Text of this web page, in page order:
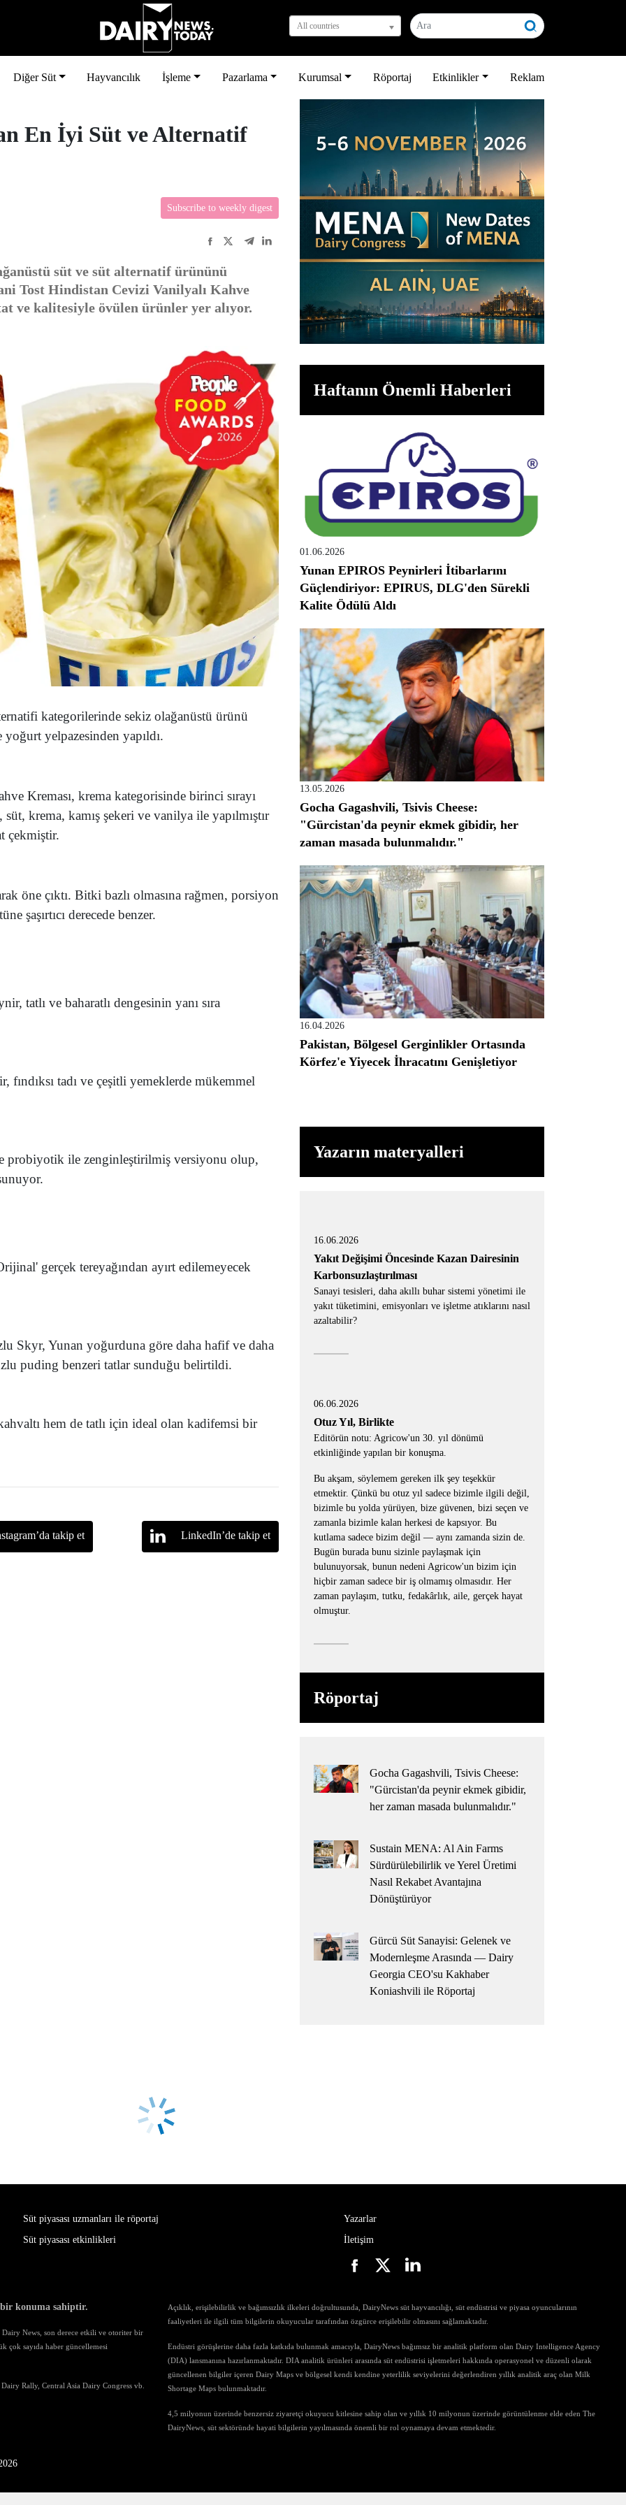
All countries
Diğer Süt Hayvancılık İşleme Pazarlama Kurumsal Röportaj Etkinlikler Reklam
En İyi Süt ve Alternatif
Subscribe to weekly digest
süt ve süt alternatif ürününü
Tost Hindistan Cevizi Vanilyalı Kahve
ve kalitesiyle övülen ürünler yer alıyor.
kategorilerinde sekiz olağanüstü ürünü
yelpazesinden yapıldı.
Kreması, krema kategorisinde birinci sırayı
krema, kamış şekeri ve vanilya ile yapılmıştır
çekmiştir.
öne çıktı. Bitki bazlı olmasına rağmen, porsiyon
şaşırtıcı derecede benzer.
tatlı ve baharatlı dengesinin yanı sıra
fındıksı tadı ve çeşitli yemeklerde mükemmel
probiyotik ile zenginleştirilmiş versiyonu olup,
gerçek tereyağından ayırt edilemeyecek
Skyr, Yunan yoğurduna göre daha hafif ve daha
puding benzeri tatlar sunduğu belirtildi.
hem de tatlı için ideal olan kadifemsi bir
takip et LinkedIn’de takip et
Haftanın Önemli Haberleri
01.06.2026
Yunan EPIROS Peynirleri İtibarlarını
Güçlendiriyor: EPIRUS, DLG'den Sürekli
Kalite Ödülü Aldı
13.05.2026
Gocha Gagashvili, Tsivis Cheese:
"Gürcistan'da peynir ekmek gibidir, her
zaman masada bulunmalıdır."
16.04.2026
Pakistan, Bölgesel Gerginlikler Ortasında
Körfez'e Yiyecek İhracatını Genişletiyor
Yazarın materyalleri
16.06.2026
Yakıt Değişimi Öncesinde Kazan Dairesinin
Karbonsuzlaştırılması
Sanayi tesisleri, daha akıllı buhar sistemi yönetimi ile
yakıt tüketimini, emisyonları ve işletme atıklarını nasıl
azaltabilir?
06.06.2026
Otuz Yıl, Birlikte
Editörün notu: Agricow'un 30. yıl dönümü
etkinliğinde yapılan bir konuşma.
Bu akşam, söylemem gereken ilk şey teşekkür
etmektir. Çünkü bu otuz yıl sadece bizimle ilgili değil,
bizimle bu yolda yürüyen, bize güvenen, bizi seçen ve
zamanla bizimle kalan herkesi de kapsıyor. Bu
kutlama sadece bizim değil — aynı zamanda sizin de.
Bugün burada bunu sizinle paylaşmak için
bulunuyorsak, bunun nedeni Agricow'un bizim için
hiçbir zaman sadece bir iş olmamış olmasıdır. Her
zaman paylaşım, tutku, fedakârlık, aile, gerçek hayat
olmuştur.
Röportaj
Gocha Gagashvili, Tsivis Cheese:
"Gürcistan'da peynir ekmek gibidir,
her zaman masada bulunmalıdır."
Sustain MENA: Al Ain Farms
Sürdürülebilirlik ve Yerel Üretimi
Nasıl Rekabet Avantajına
Dönüştürüyor
Gürcü Süt Sanayisi: Gelenek ve
Modernleşme Arasında — Dairy
Georgia CEO'su Kakhaber
Koniashvili ile Röportaj
Süt piyasası uzmanları ile röportaj
Süt piyasası etkinlikleri
Yazarlar
İletişim
bir konuma sahiptir.
Dairy News, son derece etkili ve otoriter bir
çok sayıda haber güncellemesi
Rally, Central Asia Dairy Congress vb.
Açıklık, erişilebilirlik ve bağımsızlık ilkeleri doğrultusunda, DairyNews süt hayvancılığı, süt endüstrisi ve piyasa oyuncularının
faaliyetleri ile ilgili tüm bilgilerin okuyucular tarafından özgürce erişilebilir olmasını sağlamaktadır.
Endüstri görüşlerine daha fazla katkıda bulunmak amacıyla, DairyNews bağımsız bir analitik platform olan Dairy Intelligence Agency
(DIA) lansmanına hazırlanmaktadır. DIA analitik ürünleri arasında süt endüstrisi işletmeleri hakkında operasyonel ve düzenli olarak
güncellenen bilgiler içeren Dairy Maps ve bölgesel kendi kendine yeterlilik seviyelerini değerlendiren yıllık analitik araç olan Milk
Shortage Maps bulunmaktadır.
4,5 milyonun üzerinde benzersiz ziyaretçi okuyucu kitlesine sahip olan ve yıllık 10 milyonun üzerinde görüntülenme elde eden The
DairyNews, süt sektöründe hayati bilgilerin yayılmasında önemli bir rol oynamaya devam etmektedir.